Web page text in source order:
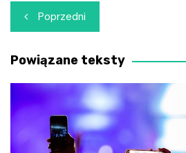
Nawigacja
wpisu
Poprzedni
Powiązane teksty